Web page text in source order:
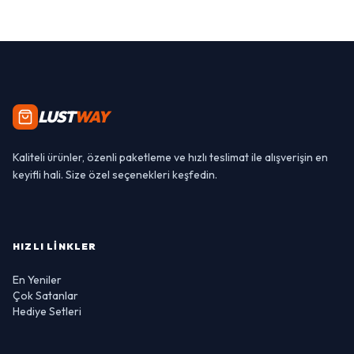
LUSTWAY
Kaliteli ürünler, özenli paketleme ve hızlı teslimat ile alışverişin en
keyifli hali. Size özel seçenekleri keşfedin.
HIZLI LINKLER
En Yeniler
Çok Satanlar
Hediye Setleri